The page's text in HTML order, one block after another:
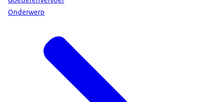
Onderwerp